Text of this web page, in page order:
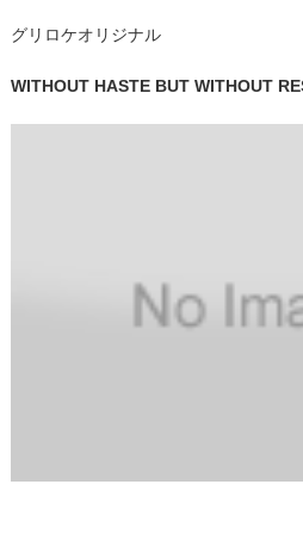
グリロケオリジナル
WITHOUT HASTE BUT WITHOUT